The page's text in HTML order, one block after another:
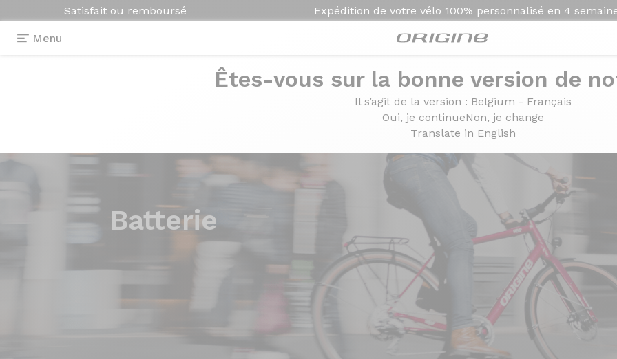
Satisfait ou remboursé Expédition de votre vélo 100% personnalisé en 4
Menu
Êtes-vous sur la bonne version de
Il s’agit de la version : Belgium - Français
Oui, je continueNon, je change
Translate in English
Batterie